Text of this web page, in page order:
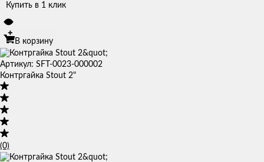
Купить в 1 клик
В корзину
Артикул: SFT-0023-000002
Контргайка Stout 2"
(0)